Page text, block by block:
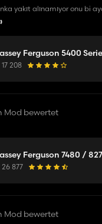
yakıt alınamıyor onu bi
güzel mod eline sağlık
17 208
Mod bewertet
Ferguson 7480 /
26 877
Mod bewertet